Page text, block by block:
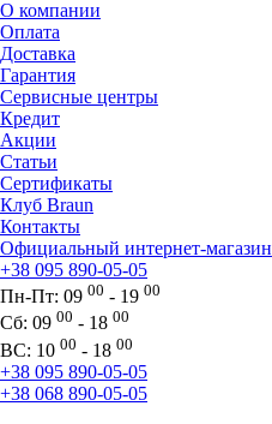
О компании
Оплата
Доставка
Гарантия
Сервисные центры
Кредит
Акции
Статьи
Сертификаты
Клуб Braun
Контакты
Официальный интернет-магазин
+38 095 890-05-05
Пн-Пт: 09 00 - 19 00
Сб: 09 00 - 18 00
ВС: 10 00 - 18 00
+38 095 890-05-05
+38 068 890-05-05